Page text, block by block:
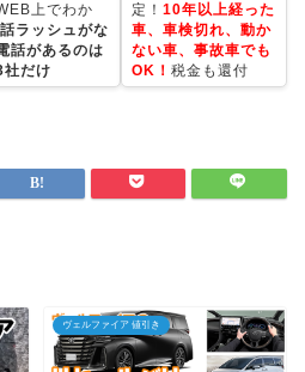
上でわか
ラッシュがな
話があるのは
社だけ
定！ 10年以上経った
車、車検切れ、動か
ない車、事故車でも
OK！ 税金も還付
ヴェルファイア 値引き